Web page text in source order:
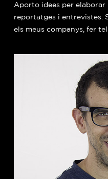
Aporto idees per elaborar
reportatges i entrevistes.
els meus companys, fer